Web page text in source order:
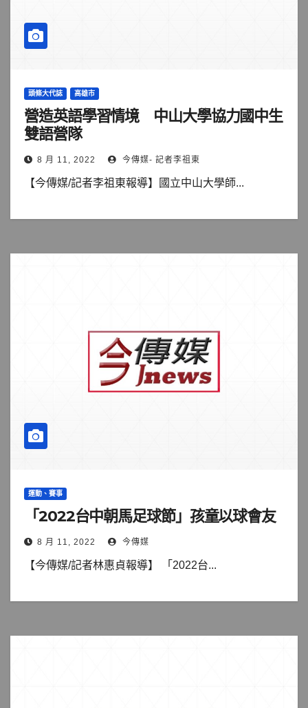
頭條大代誌 高雄市
營造英語學習情境 中山大學協力國中生
雙語營隊
8 月 11, 2022 今傳媒- 記者李祖東
【今傳媒/記者李祖東報導】國立中山大學師...
運動、賽事
「2022台中朝馬足球節」孩童以球會友
8 月 11, 2022 今傳媒
【今傳媒/記者林惠貞報導】 「2022台...